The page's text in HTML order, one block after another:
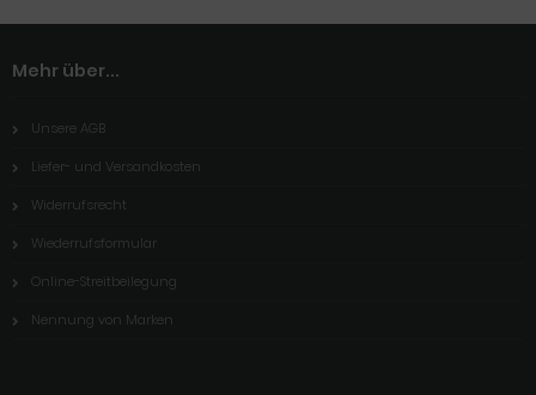
Mehr über...
Unsere AGB
Liefer- und Versandkosten
Widerrufsrecht
Wiederrufsformular
Online-Streitbeilegung
Nennung von Marken